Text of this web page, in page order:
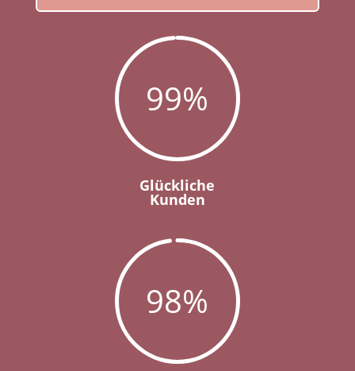
99%
Glückliche
Kunden
98%